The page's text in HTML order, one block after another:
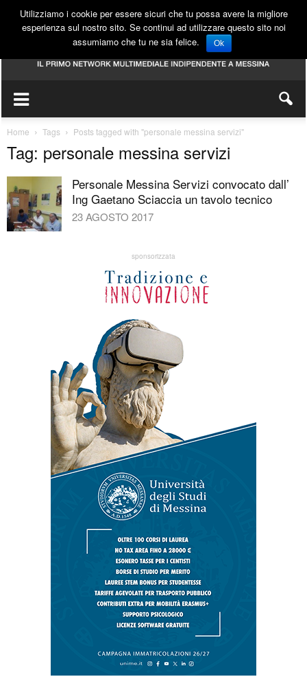
Home Tags Posts tagged with "personale messina servizi"
Tag: personale messina servizi
Personale Messina Servizi convocato dall’
Ing Gaetano Sciaccia un tavolo tecnico
23 AGOSTO 2017
sponsorizzata
Utilizziamo i cookie per essere sicuri che tu possa avere la migliore
esperienza sul nostro sito. Se continui ad utilizzare questo sito noi
assumiamo che tu ne sia felice.
Ok